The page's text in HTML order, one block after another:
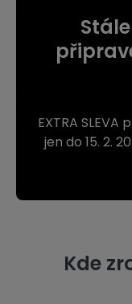
EXTRA SLEVA
jen do 15. 2.
Kde